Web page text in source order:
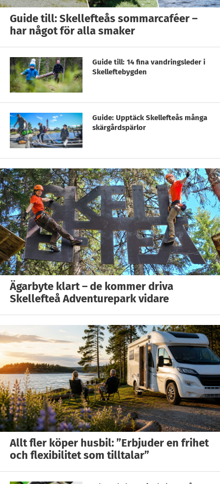
Guide till: Skellefteås sommarcaféer –
har något för alla smaker
Guide till: 14 fina vandringsleder i
Skelleftebygden
Guide: Upptäck Skellefteås många
skärgårdspärlor
Ägarbyte klart – de kommer driva
Skellefteå Adventurepark vidare
Allt fler köper husbil: ”Erbjuder en frihet
och flexibilitet som tilltalar”